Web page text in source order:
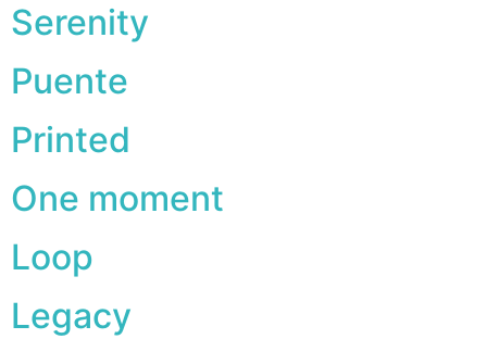
Serenity
Puente
Printed
One moment
Loop
Legacy